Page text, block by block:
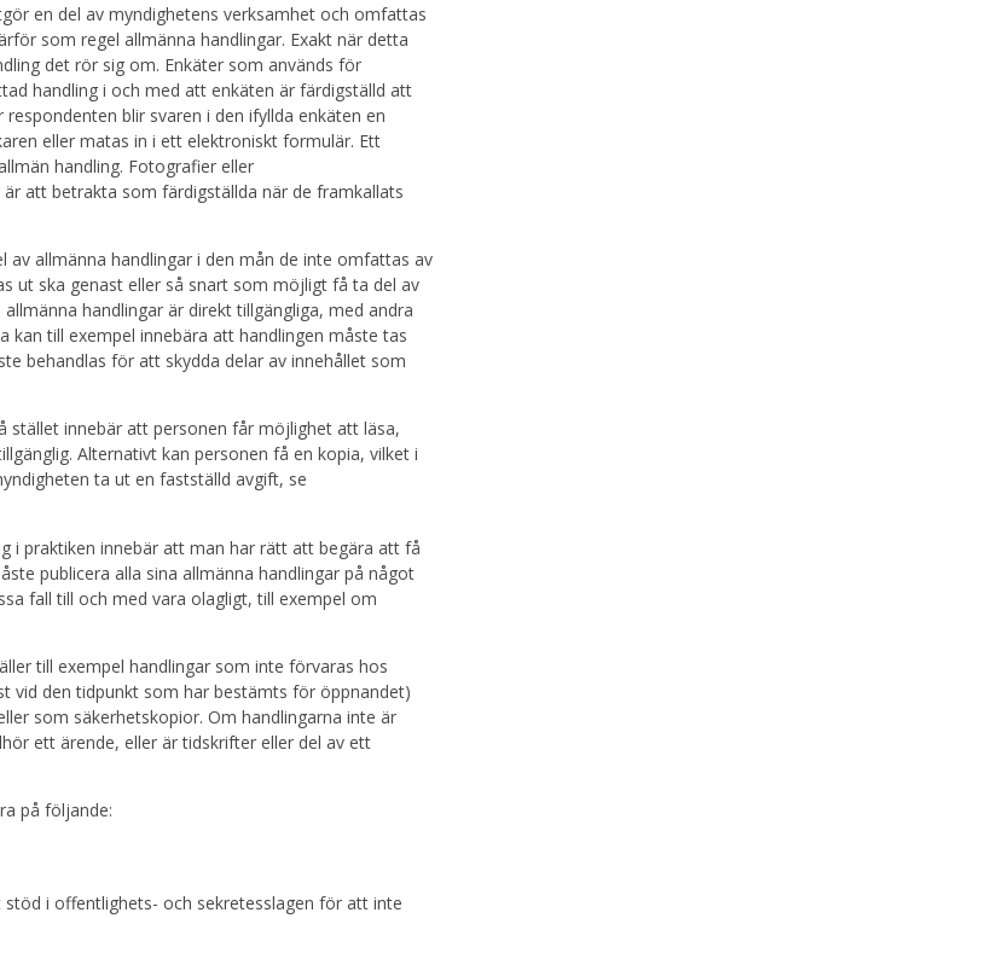
en del av myndighetens verksamhet och omfattas
som regel allmänna handlingar. Exakt när detta
det rör sig om. Enkäter som används för
handling i och med att enkäten är färdigställd att
blir svaren i den ifyllda enkäten en
eller matas in i ett elektroniskt formulär. Ett
handling. Fotografier eller
att betrakta som färdigställda när de framkallats
allmänna handlingar i den mån de inte omfattas av
ut ska genast eller så snart som möjligt få ta del av
handlingar är direkt tillgängliga, med andra
kan till exempel innebära att handlingen måste tas
behandlas för att skydda delar av innehållet som
stället innebär att personen får möjlighet att läsa,
Alternativt kan personen få en kopia, vilket i
ta ut en fastställd avgift, se
i praktiken innebär att man har rätt att begära att få
publicera alla sina allmänna handlingar på något
fall till och med vara olagligt, till exempel om
till exempel handlingar som inte förvaras hos
vid den tidpunkt som har bestämts för öppnandet)
som säkerhetskopior. Om handlingarna inte är
ett ärende, eller är tidskrifter eller del av ett
på följande:
i offentlighets- och sekretesslagen för att inte